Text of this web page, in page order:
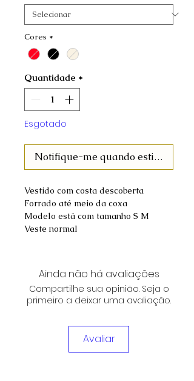
Cores *
Quantidade *
Esgotado
Notifique-me quando estiver
Vestido com costa descoberta
Forrado até meio da coxa
Modelo está com tamanho S M
Veste normal
Ainda não há avaliações
Compartilhe sua opinião. Seja o
primeiro a deixar uma avaliação.
Avaliar